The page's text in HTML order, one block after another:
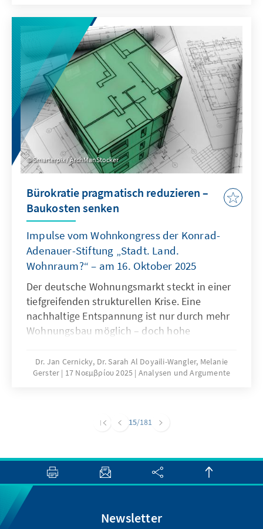
ultrakonservativen rechts-außen Kandidaten
der Partei Partido Republicano, José Antonio
Kast, antreten. Eindeutiger Verlierer der Wahl
ist das gemäßigte mitte-rechts Bündnis Chile
Grande y Unido der Kandidatin Evelyn
Matthei.
Smarterpix / ArchManStocker
Bürokratie pragmatisch reduzieren –
Baukosten senken
Impulse vom Wohnkongress der Konrad-
Adenauer-Stiftung „Stadt. Land.
Wohnraum?“ – am 16. Oktober 2025
Der deutsche Wohnungsmarkt steckt in einer
tiefgreifenden strukturellen Krise. Eine
nachhaltige Entspannung ist nur durch mehr
Wohnungsbau möglich – doch hohe
Vorgaben bremsen die Bautätigkeit erheblich.
Zur Lösung des Problems bedarf es einer
Dr. Jan Cernicky, Dr. Sarah Al Doyaili-Wangler, Melanie
Gerster
17 Νοεμβρίου 2025 Analysen und Argumente
15/181
Newsletter